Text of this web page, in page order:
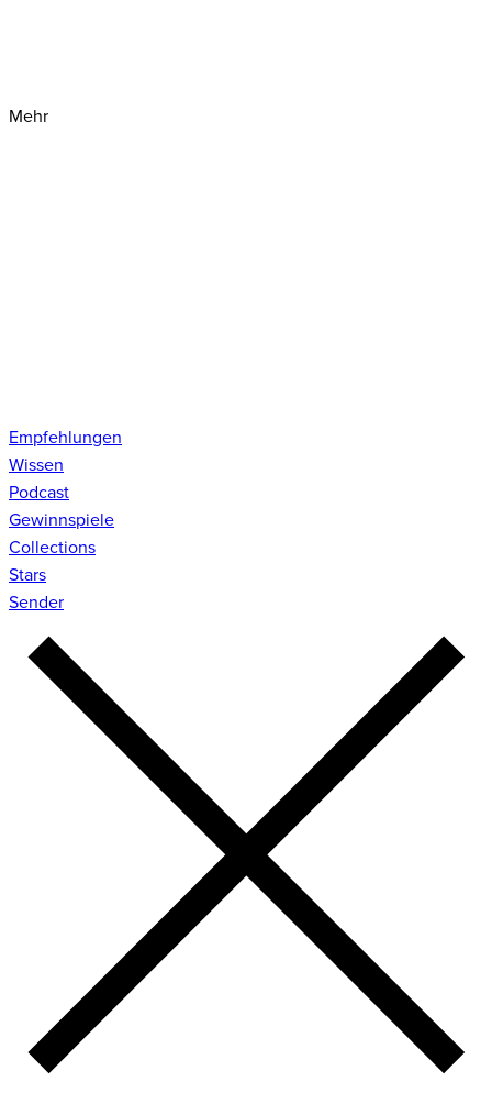
Mehr
Empfehlungen
Wissen
Podcast
Gewinnspiele
Collections
Stars
Sender